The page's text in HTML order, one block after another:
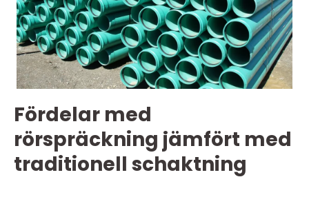
Fördelar med
rörspräckning jämfört med
traditionell schaktning